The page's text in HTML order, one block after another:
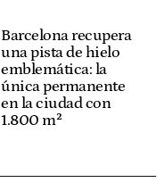
Barcelona recupera
una pista de hielo
emblemática: la
única permanente
en la ciudad con
1.800 m²